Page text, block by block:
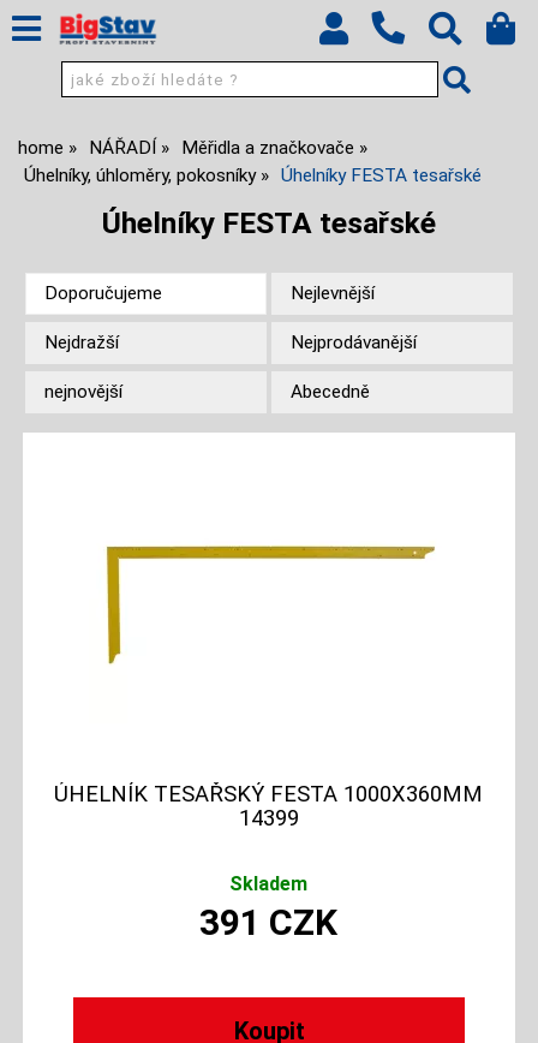
home NÁŘADÍ
Měřidla a značkovače
Úhelníky, úhloměry, pokosníky
Úhelníky FESTA tesařské
Úhelníky FESTA tesařské
Doporučujeme Nejlevnější
Nejdražší Nejprodávanější
nejnovější Abecedně
ÚHELNÍK TESAŘSKÝ FESTA 1000X360MM
14399
Skladem
391 CZK